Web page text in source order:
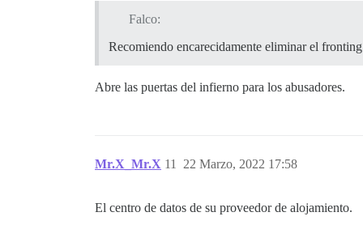
Falco:
Recomiendo encarecidamente eliminar el
Abre las puertas del infierno para los abusadores.
Mr.X_Mr.X 22 Marzo, 2022 17:58
11
El centro de datos de su proveedor de alojamiento.